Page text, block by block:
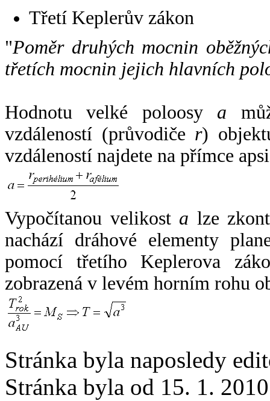
Třetí Keplerův zákon
"Poměr druhých mocnin
třetích mocnin jejich hlavních
Hodnotu velké poloosy a
vzdáleností (průvodiče r)
vzdáleností najdete na přímce
Vypočítanou velikost a lze
nachází dráhové elementy
pomocí třetího Keplerova
zobrazená v levém horním rohu
Stránka byla naposledy
Stránka byla od 15. 1.